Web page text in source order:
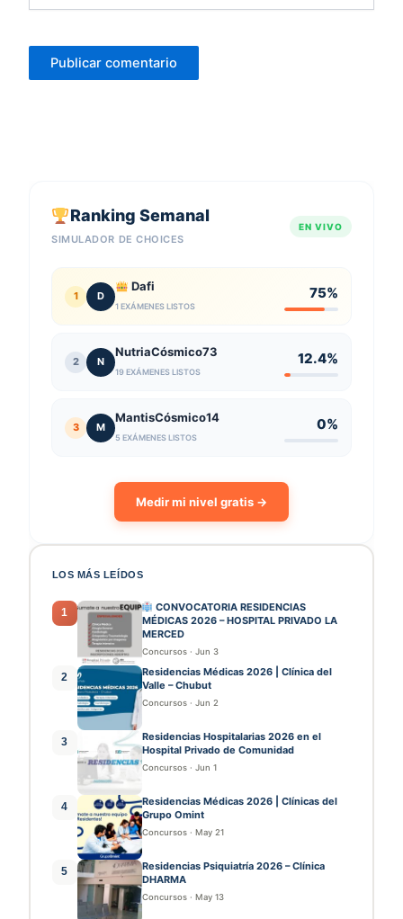
Ranking Semanal
SIMULADOR DE CHOICES
EN VIVO
1 D
Dafi
1 EXÁMENES LISTOS
75%
2 N
NutriaCósmico73
19 EXÁMENES LISTOS
12.4%
3 M
MantisCósmico14
5 EXÁMENES LISTOS
0%
Medir mi nivel gratis →
LOS MÁS LEÍDOS
1
CONVOCATORIA RESIDENCIAS
MÉDICAS 2026 – HOSPITAL PRIVADO LA
MERCED
Concursos · Jun 3
2
Residencias Médicas 2026 | Clínica del
Valle – Chubut
Concursos · Jun 2
3
Residencias Hospitalarias 2026 en el
Hospital Privado de Comunidad
Concursos · Jun 1
4
Residencias Médicas 2026 | Clínicas del
Grupo Omint
Concursos · May 21
5
Residencias Psiquiatría 2026 – Clínica
DHARMA
Concursos · May 13